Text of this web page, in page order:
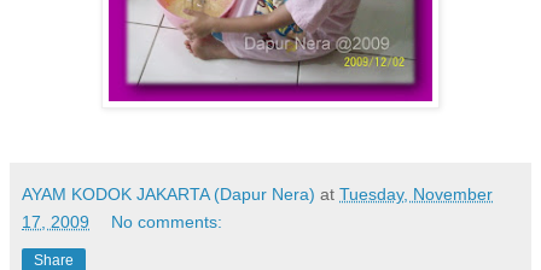
AYAM KODOK JAKARTA (Dapur Nera) at Tuesday, November
17, 2009
No comments:
Share